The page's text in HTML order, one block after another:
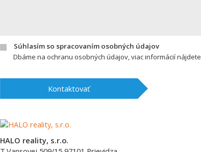
Súhlasím so spracovaním osobných údajov
Dbáme na ochranu osobných údajov, viac informácií nájdete
Kontaktovať
HALO reality, s.r.o.